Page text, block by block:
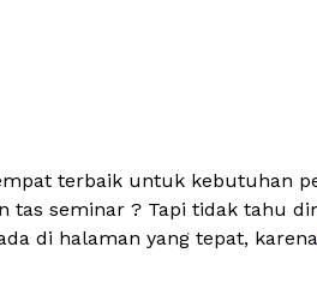
terbaik untuk kebutuhan
seminar ? Tapi tidak tahu
di halaman yang tepat, karena